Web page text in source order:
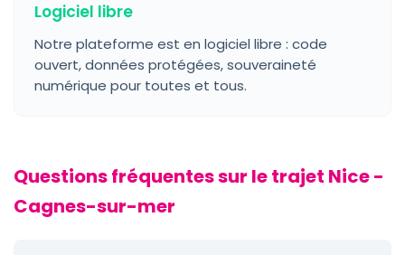
Logiciel libre
Notre plateforme est en logiciel libre : code
ouvert, données protégées, souveraineté
numérique pour toutes et tous.
Questions fréquentes sur le trajet Nice -
Cagnes-sur-mer